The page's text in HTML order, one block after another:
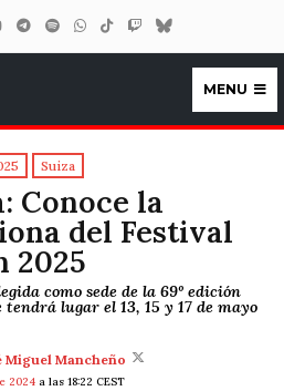
MENU
Suiza
Conoce la
del Festival
2025
como sede de la 69º edición
lugar el 13, 15 y 17 de mayo
Miguel Mancheño
2024 a las 18:22 CEST